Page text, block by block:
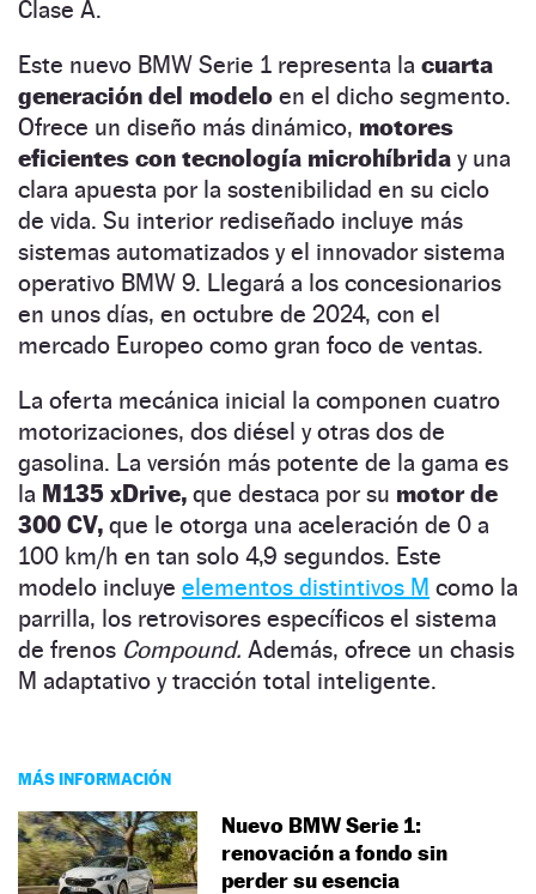
Clase A.
Este nuevo BMW Serie 1 representa la cuarta
generación del modelo en el dicho segmento.
Ofrece un diseño más dinámico, motores
eficientes con tecnología microhíbrida y una
clara apuesta por la sostenibilidad en su ciclo
de vida. Su interior rediseñado incluye más
sistemas automatizados y el innovador sistema
operativo BMW 9. Llegará a los concesionarios
en unos días, en octubre de 2024, con el
mercado Europeo como gran foco de ventas.
La oferta mecánica inicial la componen cuatro
motorizaciones, dos diésel y otras dos de
gasolina. La versión más potente de la gama es
la M135 xDrive, que destaca por su motor de
300 CV, que le otorga una aceleración de 0 a
100 km/h en tan solo 4,9 segundos. Este
modelo incluye elementos distintivos M como la
parrilla, los retrovisores específicos el sistema
de frenos Compound. Además, ofrece un chasis
M adaptativo y tracción total inteligente.
MÁS INFORMACIÓN
Nuevo BMW Serie 1:
renovación a fondo sin
perder su esencia